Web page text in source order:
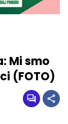
Mi smo
(FOTO)